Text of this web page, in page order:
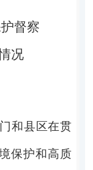
督察
况
和县区在贯
保护和高质